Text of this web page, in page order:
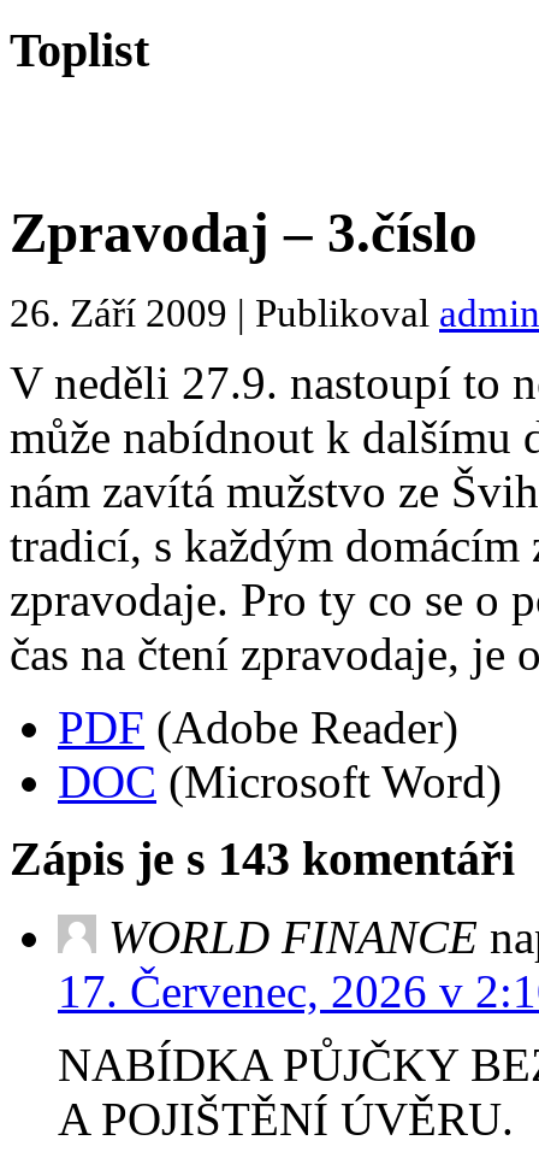
Toplist
Zpravodaj – 3.číslo
26. Září 2009 | Publikoval admin
V neděli 27.9. nastoupí to
může nabídnout k dalšímu
nám zavítá mužstvo ze
tradicí, s každým domácím
zpravodaje. Pro ty co se o
čas na čtení zpravodaje, je
PDF (Adobe Reader)
DOC (Microsoft Word)
Zápis je s 143 komentáři
WORLD FINANCE
17. Červenec, 2026 v
NABÍDKA PŮJČKY
A POJIŠTĚNÍ ÚVĚRU.